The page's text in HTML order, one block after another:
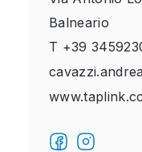
Balneario
T +39